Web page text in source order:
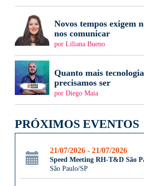
Novos tempos exigem
nos comunicar
por Liliana Bueno
Quanto mais
precisamos ser
por Diego Maia
PRÓXIMOS EVENTOS
21/07/2026 - 21/07/2026
Speed Meeting RH-T&D São
São Paulo/SP